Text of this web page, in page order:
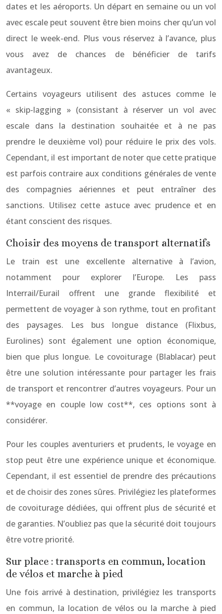
dates et les aéroports. Un départ en semaine ou un vol
avec escale peut souvent être bien moins cher qu’un vol
direct le week-end. Plus vous réservez à l’avance, plus
vous avez de chances de bénéficier de tarifs
avantageux.
Certains voyageurs utilisent des astuces comme le
« skip-lagging » (consistant à réserver un vol avec
escale dans la destination souhaitée et à ne pas
prendre le deuxième vol) pour réduire le prix des vols.
Cependant, il est important de noter que cette pratique
est parfois contraire aux conditions générales de vente
des compagnies aériennes et peut entraîner des
sanctions. Utilisez cette astuce avec prudence et en
étant conscient des risques.
Choisir des moyens de transport alternatifs
Le train est une excellente alternative à l’avion,
notamment pour explorer l’Europe. Les pass
Interrail/Eurail offrent une grande flexibilité et
permettent de voyager à son rythme, tout en profitant
des paysages. Les bus longue distance (Flixbus,
Eurolines) sont également une option économique,
bien que plus longue. Le covoiturage (Blablacar) peut
être une solution intéressante pour partager les frais
de transport et rencontrer d’autres voyageurs. Pour un
**voyage en couple low cost**, ces options sont à
considérer.
Pour les couples aventuriers et prudents, le voyage en
stop peut être une expérience unique et économique.
Cependant, il est essentiel de prendre des précautions
et de choisir des zones sûres. Privilégiez les plateformes
de covoiturage dédiées, qui offrent plus de sécurité et
de garanties. N’oubliez pas que la sécurité doit toujours
être votre priorité.
Sur place : transports en commun, location
de vélos et marche à pied
Une fois arrivé à destination, privilégiez les transports
en commun, la location de vélos ou la marche à pied